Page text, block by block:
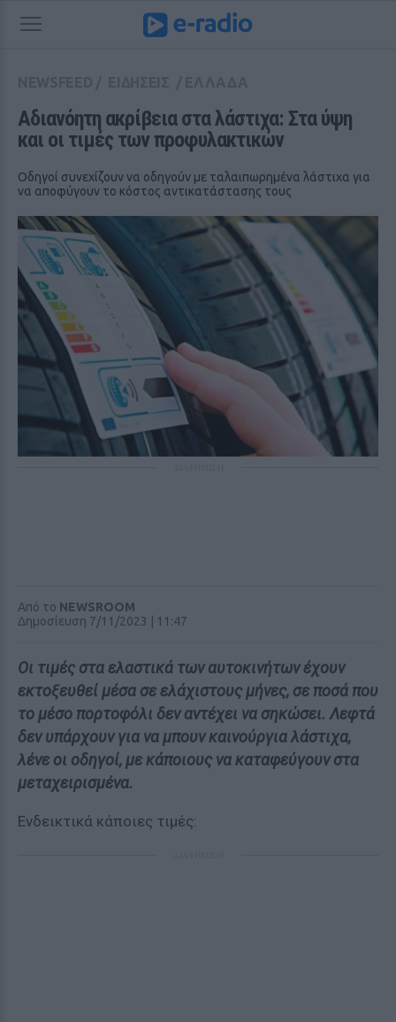
Aδιανόητη ακρίβεια στα λάστιχα: Στα ύψη
και οι τιμές των προφυλακτικών
Οδηγοί συνεχίζουν να οδηγούν με ταλαιπωρημένα λάστιχα για
να αποφύγουν το κόστος αντικατάστασης τους
Από το NEWSROOM
Δημοσίευση 7/11/2023 | 11:47
Οι τιμές στα ελαστικά των αυτοκινήτων έχουν
εκτοξευθεί μέσα σε ελάχιστους μήνες, σε ποσά που
το μέσο πορτοφόλι δεν αντέχει να σηκώσει. Λεφτά
δεν υπάρχουν για να μπουν καινούργια λάστιχα,
λένε οι οδηγοί, με κάποιους να καταφεύγουν στα
μεταχειρισμένα.
Ενδεικτικά κάποιες τιμές: